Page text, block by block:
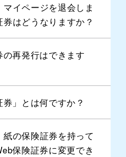
マイページを退会しま
券はどうなりますか？
の再発行はできます
券」とは何ですか？
紙の保険証券を持って
保険証券に変更でき